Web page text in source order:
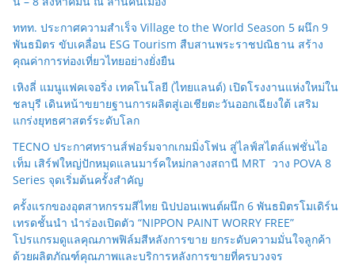
ททท. ประกาศความสำเร็จ Village to the World Season 5 ผนึก 9
พันธมิตร ขับเคลื่อน ESG Tourism สืบสานพระราชปณิธาน สร้าง
คุณค่าการท่องเที่ยวไทยอย่างยั่งยืน
เหิงลี่ แมนูแฟคเจอริ่ง เทคโนโลยี (ไทยแลนด์) เปิดโรงงานแห่งใหม่ใน
ชลบุรี เดินหน้าขยายฐานการผลิตสู่เอเชียตะวันออกเฉียงใต้ เสริม
แกร่งยุทธศาสตร์ระดับโลก
TECNO ประกาศทรานส์ฟอร์มจากเกมมิ่งโฟน สู่ไลฟ์สไตล์แฟชั่นไอ
เท็ม เสิร์ฟใหญ่ปักหมุดแลนมาร์คใหม่กลางสถานี MRT วาง POVA 8
Series จุดเริ่มต้นครั้งสำคัญ
ครั้งแรกของอุตสาหกรรมสีไทย นิปปอนเพนต์ผนึก 6 พันธมิตรโมเดิร์น
เทรดชั้นนำ นำร่องเปิดตัว “NIPPON PAINT WORRY FREE”
โปรแกรมดูแลคุณภาพฟิล์มสีหลังการขาย ยกระดับความมั่นใจลูกค้า
ด้วยผลิตภัณฑ์คุณภาพและบริการหลังการขายที่ครบวงจร